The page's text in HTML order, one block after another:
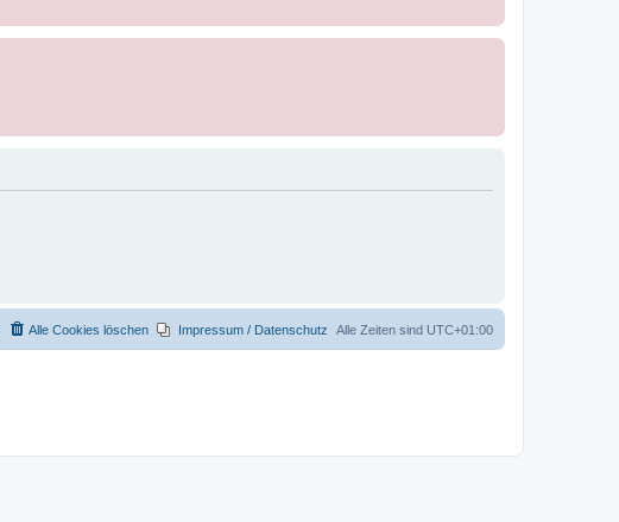
Alle Zeiten sind UTC+01:00
Impressum / Datenschutz
Alle Cookies löschen